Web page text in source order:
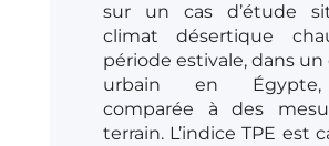
sur un cas d’étude
climat désertique
période estivale, dans un
urbain en
comparée à des
terrain. L’indice TPE est